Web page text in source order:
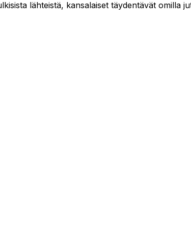
lähteistä, kansalaiset täydentävät omilla